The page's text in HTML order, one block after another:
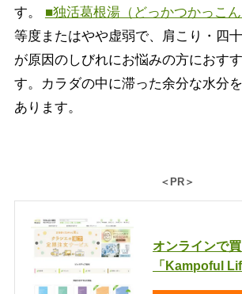
す。 ■独活葛根湯（どっかつかっこん
等度またはやや虚弱で、肩こり・四
が原因のしびれにお悩みの方におす
す。カラダの中に滞った余分な水分
あります。
＜PR＞
オンラインで
「Kampoful